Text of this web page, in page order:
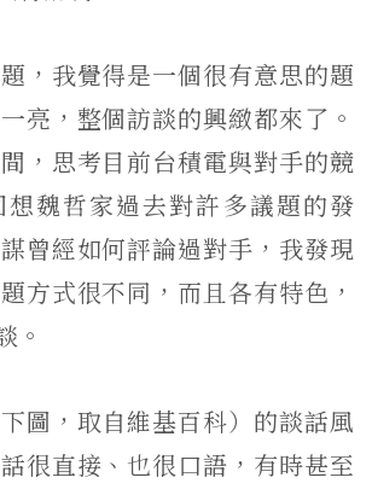
，我覺得是一個很有意思的題
亮，整個訪談的興緻都來了。
，思考目前台積電與對手的競
魏哲家過去對許多議題的發
曾經如何評論過對手，我發現
方式很不同，而且各有特色，
。
圖，取自維基百科）的談話風
很直接、也很口語，有時甚至